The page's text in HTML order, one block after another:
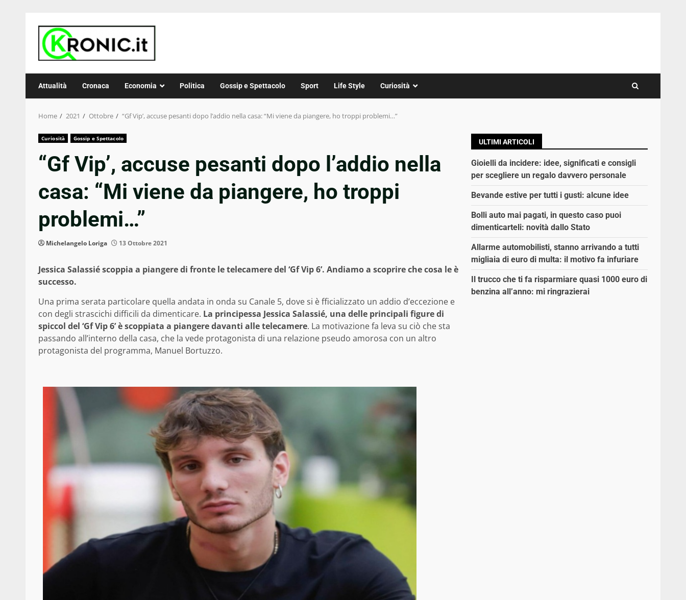
content
Attualità Cronaca Economia Politica Gossip e Spettacolo Sport Life Style Curiosità
Home 2021 Ottobre “Gf Vip’, accuse pesanti dopo l’addio nella casa: “Mi viene da piangere, ho troppi problemi…”
Curiosità Gossip e Spettacolo
“Gf Vip’, accuse pesanti dopo l’addio nella
casa: “Mi viene da piangere, ho troppi
problemi…”
Michelangelo Loriga 13 Ottobre 2021
Jessica Salassié scoppia a piangere di fronte le telecamere del ‘Gf Vip 6’. Andiamo a scoprire che cosa le è
successo.
Una prima serata particolare quella andata in onda su Canale 5, dove si è fficializzato un addio d’eccezione e
con degli strascichi difficili da dimenticare. La principessa Jessica Salassié, una delle principali figure di
spiccol del ‘Gf Vip 6’ è scoppiata a piangere davanti alle telecamere. La motivazione fa leva su ciò che sta
passando all’interno della casa, che la vede protagonista di una relazione pseudo amorosa con un altro
protagonista del programma, Manuel Bortuzzo.
ULTIMI ARTICOLI
Gioielli da incidere: idee, significati e consigli
per scegliere un regalo davvero personale
Bevande estive per tutti i gusti: alcune idee
Bolli auto mai pagati, in questo caso puoi
dimenticarteli: novità dallo Stato
Allarme automobilisti, stanno arrivando a tutti
migliaia di euro di multa: il motivo fa infuriare
Il trucco che ti fa risparmiare quasi 1000 euro di
benzina all’anno: mi ringrazierai